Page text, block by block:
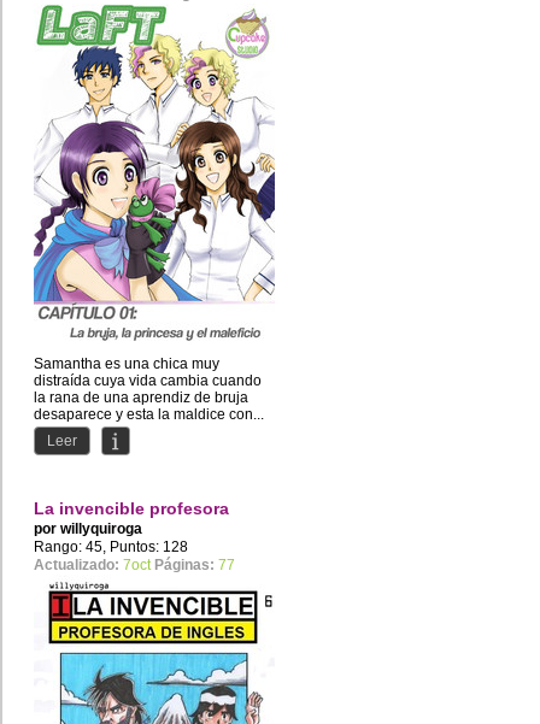
Samantha es una chica muy
distraída cuya vida cambia cuando
la rana de una aprendiz de bruja
desaparece y esta la maldice con...
Leer
La invencible profesora
por willyquiroga
Rango: 45, Puntos: 128
Actualizado: 7oct Páginas: 77